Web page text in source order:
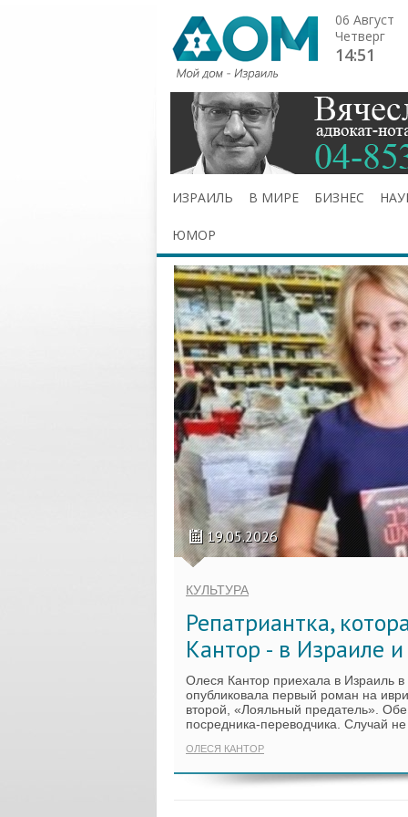
06 Август
Четверг
14:51
ИЗРАИЛЬ В МИРЕ БИЗНЕС
ЮМОР
19.05.2026
КУЛЬТУРА
Репатриантка,
Кантор - в Израиле
Олеся Кантор приехала в Израиль
опубликовала первый роман на
второй, «Лояльный предатель».
посредника-переводчика. Случай
ОЛЕСЯ КАНТОР